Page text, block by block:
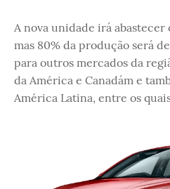
A nova unidade irá abastecer
mas 80% da produção será
para outros mercados da
da América e Canadám e
América Latina, entre os